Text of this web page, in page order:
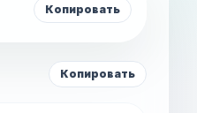
Копировать
Копировать